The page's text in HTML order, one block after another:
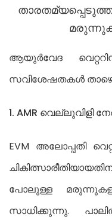
ആയുര്‍വേദ
സവിശേഷതകൾ
1. AMR വെല്ലുവിളി
EVM അലോപ്പതി
പോലുള്ള
സാധിക്കുന്നു.